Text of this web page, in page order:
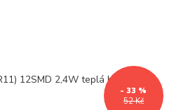
52 Kč
- 33 %